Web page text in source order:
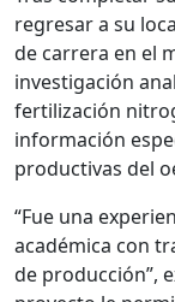
regresar a su
de carrera en el
investigación
fertilización
información
productivas del
“Fue una
académica con
de producción”,